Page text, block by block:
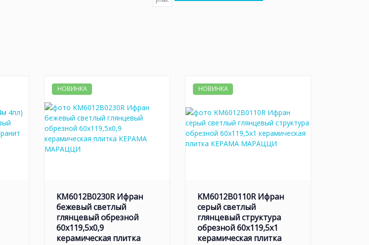
НОВИНКА
KM6012B0230R Ифран
бежевый светлый
глянцевый обрезной
60x119,5x0,9
керамическая плитка
НОВИНКА
KM6012B0110R Ифран
серый светлый
глянцевый структура
обрезной 60x119,5x1
керамическая плитка